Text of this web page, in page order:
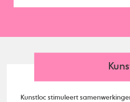
Kunstloc stimuleert